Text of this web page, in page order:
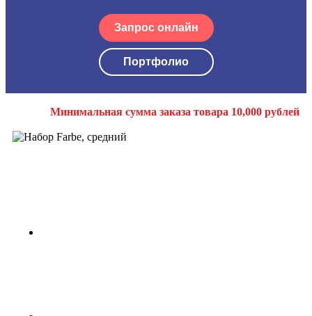
Запрос онлайн
Портфолио
Минимальная сумма заказа товара 10,000 рублей